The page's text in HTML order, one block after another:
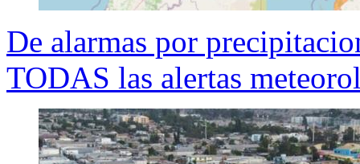
De alarmas por
TODAS las alertas